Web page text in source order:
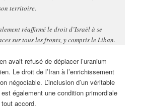
territoire.
réaffirmé le droit d’Israël à se
sur tous les fronts, y compris le Liban.
avait refusé de déplacer l’uranium
Le droit de l’Iran à l’enrichissement
négociable. L’inclusion d’un véritable
également une condition primordiale
tout accord.